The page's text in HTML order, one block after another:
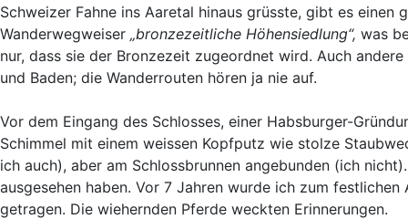
Schweizer Fahne ins Aaretal hinaus grüsste, gibt es
Wanderwegweiser „bronzezeitliche Höhensiedlung“, was
nur, dass sie der Bronzezeit zugeordnet wird. Auch
und Baden; die Wanderrouten hören ja nie auf.
Vor dem Eingang des Schlosses, einer Habsburger-
Schimmel mit einem weissen Kopfputz wie stolze
ich auch), aber am Schlossbrunnen angebunden (ich
ausgesehen haben. Vor 7 Jahren wurde ich zum
getragen. Die wiehernden Pferde weckten Erinnerungen.